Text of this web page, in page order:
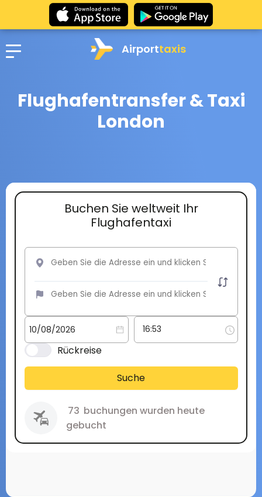
Airporttaxis
Flughafentransfer & Taxi
London
Buchen Sie weltweit Ihr
Flughafentaxi
Rückreise
Suche
73 buchungen wurden heute
gebucht